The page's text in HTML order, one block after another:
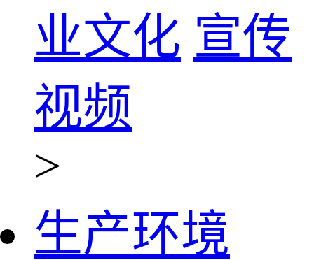
业文化 宣传
视频
>
生产环境